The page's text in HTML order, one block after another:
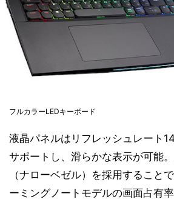
フルカラーLEDキーボード
液晶パネルはリフレッシュレート
サポートし、滑らかな表示が可能
（ナローベゼル）を採用すること
ーミングノートモデルの画面占有